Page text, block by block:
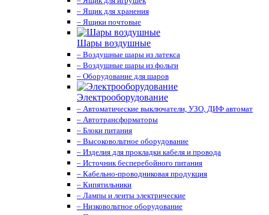
– Ящик для хранения
– Ящики почтовые
Шары воздушные
– Воздушные шары из латекса
– Воздушные шары из фольги
– Оборудование для шаров
Электрооборудование
– Автоматические выключатели, УЗО, ДИФ автомат
– Автотрансформаторы
– Блоки питания
– Высоковольтное оборудование
– Изделия для прокладки кабеля и провода
– Источник бесперебойного питания
– Кабельно-проводниковая продукция
– Кипятильники
– Лампы и ленты электрические
– Низковольтное оборудование